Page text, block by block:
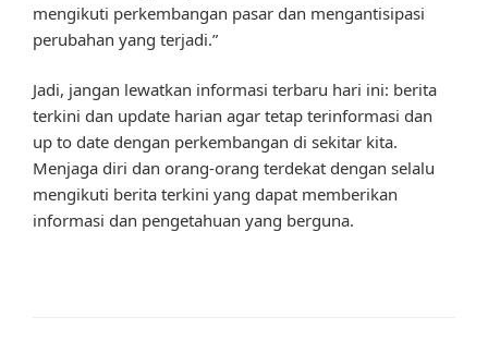
mengikuti perkembangan pasar dan mengantisipasi
perubahan yang terjadi.”
Jadi, jangan lewatkan informasi terbaru hari ini: berita
terkini dan update harian agar tetap terinformasi dan
up to date dengan perkembangan di sekitar kita.
Menjaga diri dan orang-orang terdekat dengan selalu
mengikuti berita terkini yang dapat memberikan
informasi dan pengetahuan yang berguna.